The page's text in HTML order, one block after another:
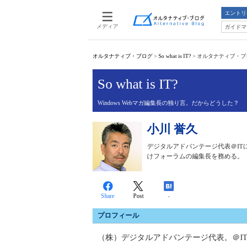
メディア
エント
ガイド
オルタナティブ・ブログ > So what is IT? > オルタナティブ・
So what is IT?
Windows Webマガ編集長の独り言。だからどうした？
小川 誉久
デジタルアドバンテージ代表＠IT
けフォーラムの編集長を務める。
Share Post -
プロフィール
（株）デジタルアドバンテージ代表。＠